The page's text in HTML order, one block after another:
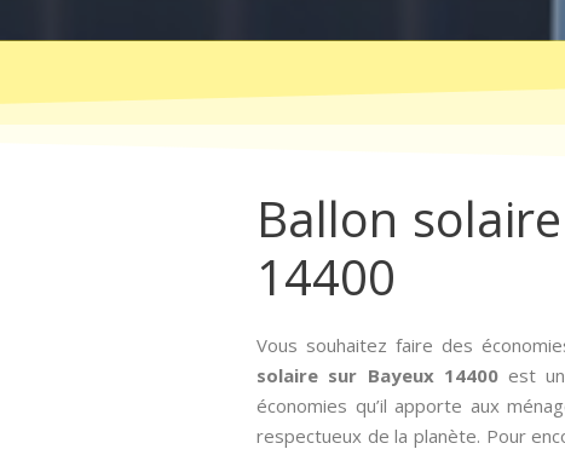
Ballon
14400
Vous souhaitez faire des
solaire sur Bayeux 14400est un
économies qu’il apporte aux
respectueux de la planète. Pour